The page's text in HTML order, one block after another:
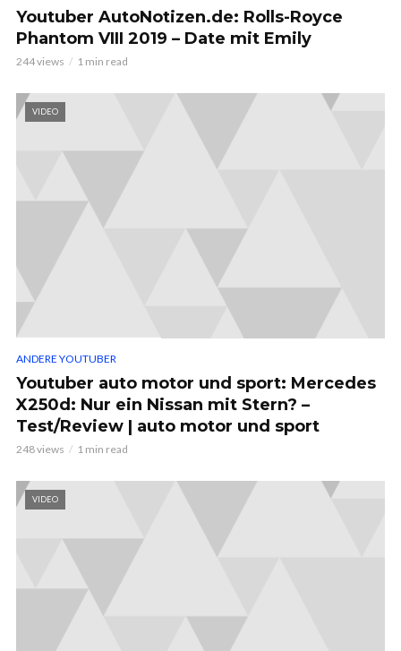
Youtuber AutoNotizen.de: Rolls-Royce
Phantom VIII 2019 – Date mit Emily
244 views 1 min read
VIDEO
ANDERE YOUTUBER
Youtuber auto motor und sport: Mercedes
X250d: Nur ein Nissan mit Stern? –
Test/Review | auto motor und sport
248 views 1 min read
VIDEO